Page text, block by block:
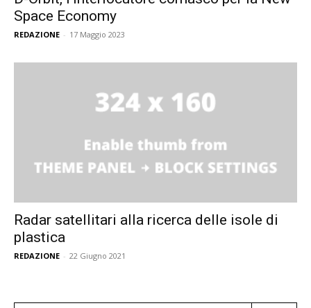
Space Economy
REDAZIONE - 17 Maggio 2023
Radar satellitari alla ricerca delle isole di
plastica
REDAZIONE - 22 Giugno 2021